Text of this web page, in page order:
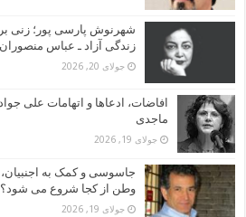
شهرنوش پارسی پور؛ زنی
زندگی آزاد ـ عباس منصوران
جولای 20, 2026
افاضات، ادعاها و اتهامات علی
ماجدی
جولای 19, 2026
جاسوسی و کمک به اجنبیان،
وطن از کجا شروع می
جولای 19, 2026